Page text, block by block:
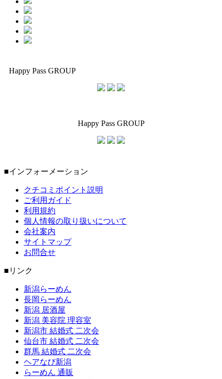
Happy Pass GROUP
Happy Pass GROUP
■インフォーメーション
クチコミポイント説明
ご利用ガイド
利用規約
個人情報の取り扱いについて
会社案内
サイトマップ
お問合せ
■リンク
新潟らーめん
長岡らーめん
新潟 居酒屋
新潟 美容院 理容室
新潟市 結婚式 二次会
仙台市 結婚式 二次会
群馬 結婚式 二次会
ヘアなび新潟
らーめん 通販